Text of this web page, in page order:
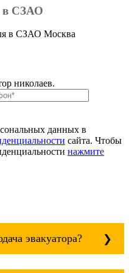
в СЗАО
в СЗАО Москва
николаев.
данных в
сайта. Чтобы
нажмите
эвакуатора?